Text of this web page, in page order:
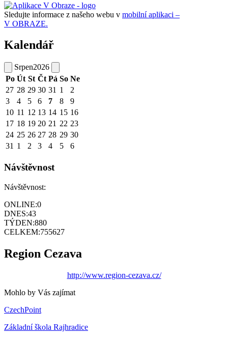
Sledujte informace z našeho webu v mobilní aplikaci –
V OBRAZE.
Kalendář
Srpen2026
Po Út St Čt Pá So Ne
27 28 29 30 31 1
2
3
4 5 6 7 8
9
10 11 12 13 14 15 16
17 18 19 20 21 22 23
24 25 26 27 28 29 30
31 1 2 3 4 5 6
Návštěvnost
Návštěvnost:
ONLINE:0
DNES:43
TÝDEN:880
CELKEM:755627
Region Cezava
http://www.region-cezava.cz/
Mohlo by Vás zajímat
CzechPoint
Základní škola Rajhradice